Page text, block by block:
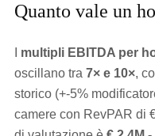
Quanto vale un
multipli EBITDA per
oscillano tra 7× e 10×,
storico (+-5%
camere con RevPAR di